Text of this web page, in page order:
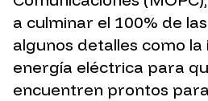
a culminar el 100% de
algunos detalles como la
energía eléctrica para
encuentren prontos